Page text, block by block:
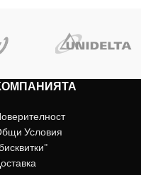
Условия